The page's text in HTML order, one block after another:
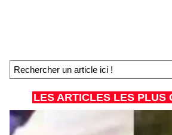
LES ARTICLES LES PLUS